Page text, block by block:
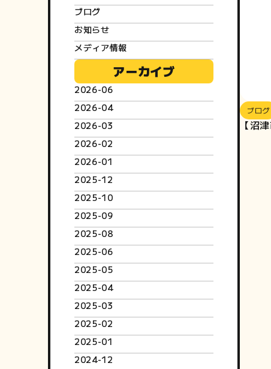
ブログ
お知らせ
メディア情報
アーカイブ
2026-06
2026-04
2026-03
2026-02
2026-01
2025-12
2025-10
2025-09
2025-08
2025-06
2025-05
2025-04
2025-03
2025-02
2025-01
2024-12
ブログ
【沼